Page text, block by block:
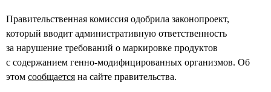
Правительственная комиссия одобрила законопроект,
который вводит административную ответственность
за нарушение требований о маркировке продуктов
с содержанием генно-модифицированных организмов. Об
этом сообщается на сайте правительства.